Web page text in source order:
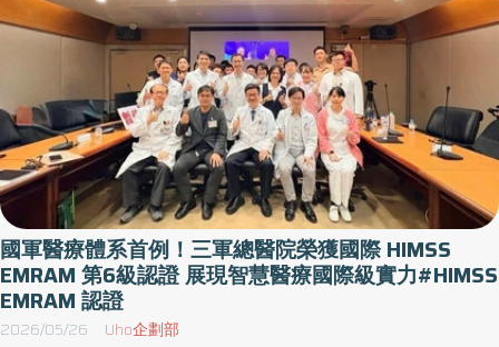
國軍醫療體系首例！三軍總醫院榮獲國際 HIMSS
EMRAM 第6級認證 展現智慧醫療國際級實力#HIMSS
EMRAM 認證
2026/05/26 Uho企劃部